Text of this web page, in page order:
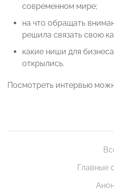
современном мире;
на что обращать
решила связать свою
какие ниши для
открылись.
Посмотреть интервью
Главные